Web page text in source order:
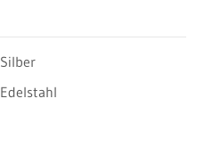
Silber
Edelstahl